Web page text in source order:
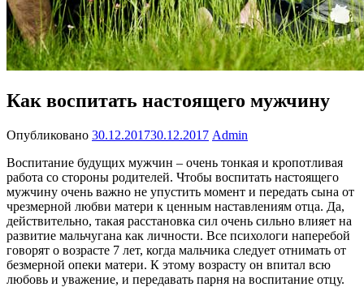
Как воспитать настоящего мужчину
Опубликовано 30.12.201730.12.2017 Admin
Воспитание будущих мужчин – очень тонкая и кропотливая
работа со стороны родителей. Чтобы воспитать настоящего
мужчину очень важно не упустить момент и передать сына от
чрезмерной любви матери к ценным наставлениям отца. Да,
действительно, такая расстановка сил очень сильно влияет на
развитие мальчугана как личности. Все психологи наперебой
говорят о возрасте 7 лет, когда мальчика следует отнимать от
безмерной опеки матери. К этому возрасту он впитал всю
любовь и уважение, и передавать парня на воспитание отцу.